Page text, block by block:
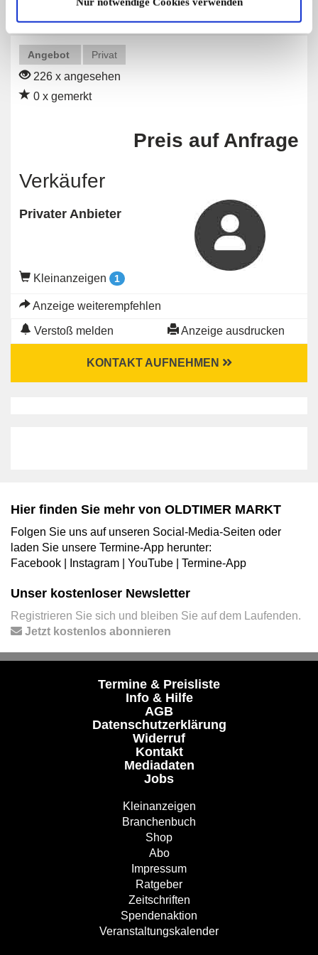
Angebot Privat
226 x angesehen
0 x gemerkt
Preis auf Anfrage
Verkäufer
Privater Anbieter
Kleinanzeigen 1
Anzeige weiterempfehlen
Verstoß melden Anzeige ausdrucken
KONTAKT AUFNEHMEN
Hier finden Sie mehr von OLDTIMER MARKT
Folgen Sie uns auf unseren Social-Media-Seiten oder
laden Sie unsere Termine-App herunter:
Facebook
Instagram YouTube Termine-App
Unser kostenloser Newsletter
Registrieren Sie sich und bleiben Sie auf dem Laufenden.
Jetzt kostenlos abonnieren
Termine & Preisliste
Info & Hilfe
AGB
Datenschutzerklärung
Widerruf
Kontakt
Mediadaten
Jobs
Kleinanzeigen
Branchenbuch
Shop
Abo
Impressum
Ratgeber
Zeitschriften
Spendenaktion
Veranstaltungskalender